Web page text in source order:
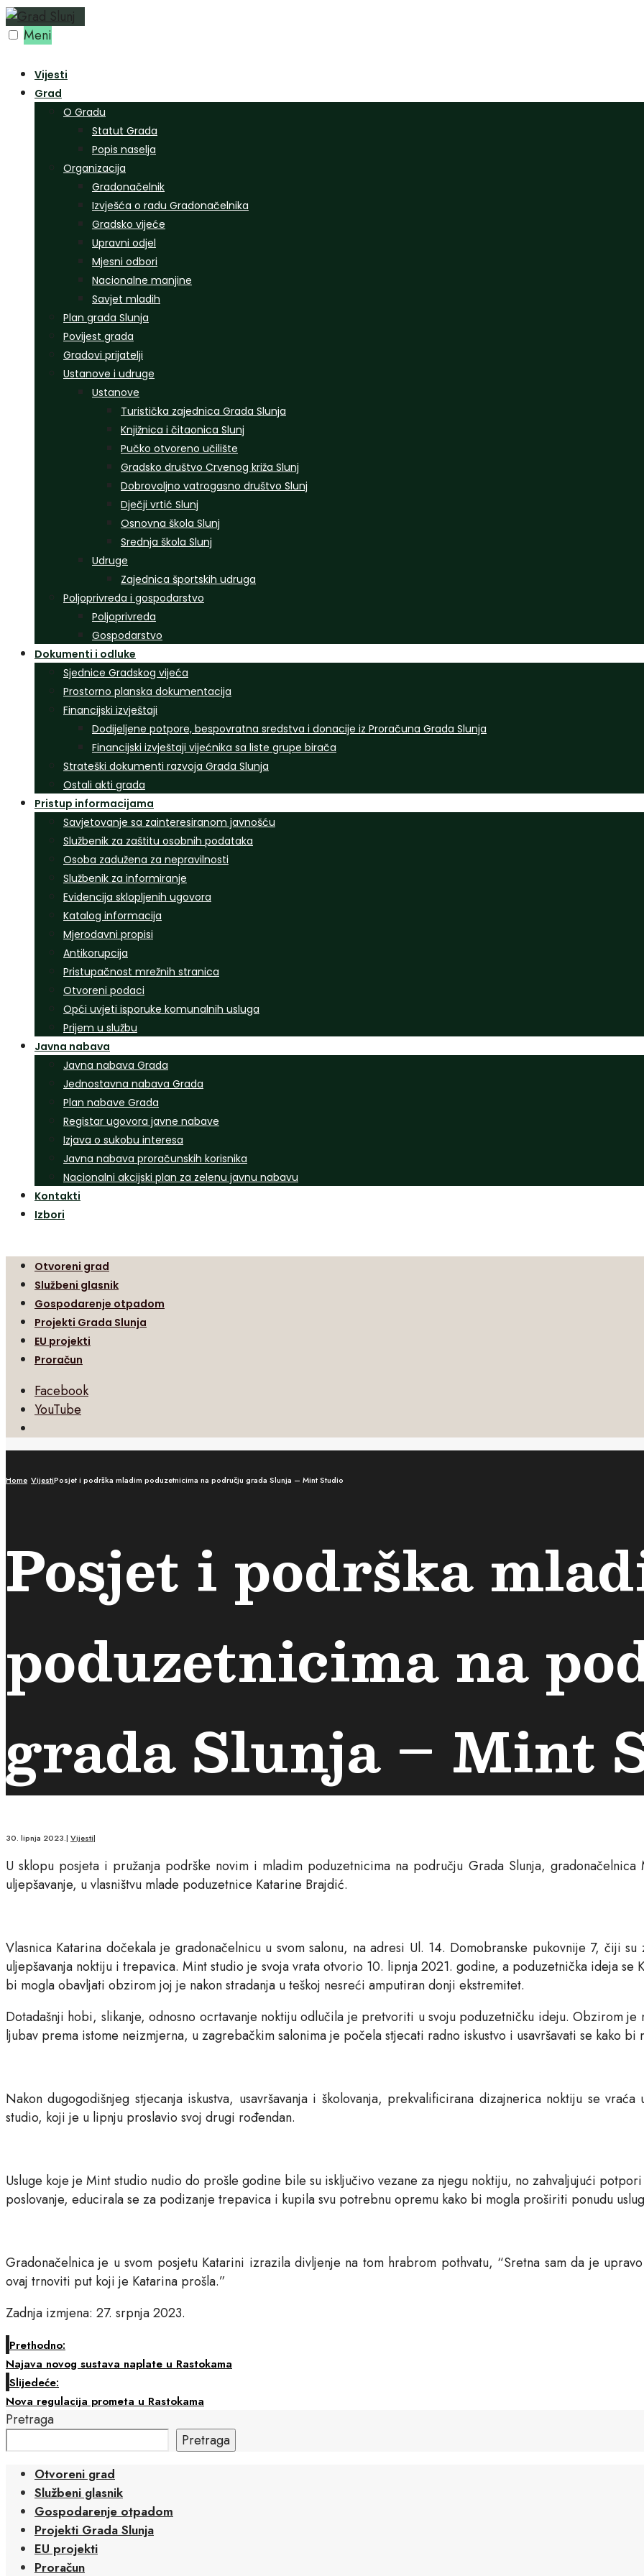
Preskoči
na Meni
Vijesti
Grad
O Gradu
Statut Grada
Popis naselja
Organizacija
Gradonačelnik
Izvješća o radu Gradonačelnika
Gradsko vijeće
Upravni odjel
Mjesni odbori
Nacionalne manjine
Savjet mladih
Plan grada Slunja
Povijest grada
Gradovi prijatelji
Ustanove i udruge
Ustanove
Turistička zajednica Grada Slunja
Knjižnica i čitaonica Slunj
Pučko otvoreno učilište
Gradsko društvo Crvenog križa Slunj
Dobrovoljno vatrogasno društvo Slunj
Dječji vrtić Slunj
Osnovna škola Slunj
Srednja škola Slunj
Udruge
Zajednica športskih udruga
Poljoprivreda i gospodarstvo
Poljoprivreda
Gospodarstvo
Dokumenti i odluke
Sjednice Gradskog vijeća
Prostorno planska dokumentacija
Financijski izvještaji
Dodijeljene potpore, bespovratna sredstva i donacije iz Proračuna Grada Slunja
Financijski izvještaji vijećnika sa liste grupe birača
Strateški dokumenti razvoja Grada Slunja
Ostali akti grada
Pristup informacijama
Savjetovanje sa zainteresiranom javnošću
Službenik za zaštitu osobnih podataka
Osoba zadužena za nepravilnosti
Službenik za informiranje
Evidencija sklopljenih ugovora
Katalog informacija
Mjerodavni propisi
Antikorupcija
Pristupačnost mrežnih stranica
Otvoreni podaci
Opći uvjeti isporuke komunalnih usluga
Prijem u službu
Javna nabava
Javna nabava Grada
Jednostavna nabava Grada
Plan nabave Grada
Registar ugovora javne nabave
Izjava o sukobu interesa
Javna nabava proračunskih korisnika
Nacionalni akcijski plan za zelenu javnu nabavu
Kontakti
Izbori
Otvoreni grad
Službeni glasnik
Gospodarenje otpadom
Projekti Grada Slunja
EU projekti
Proračun
Facebook
YouTube
Search
Home VijestiPosjet i podrška mladim poduzetnicima na području grada Slunja – Mint Studio
Posjet i podrška
poduzetnicima na
grada Slunja – Mint
30. lipnja 2023.| Vijesti|
U sklopu posjeta i pružanja podrške novim i mladim poduzetnicima na području Grada Slunja,
uljepšavanje, u vlasništvu mlade poduzetnice Katarine Brajdić.
Vlasnica Katarina dočekala je gradonačelnicu u svom salonu, na adresi Ul. 14. Domobranske pukovnije 7, čiji
uljepšavanja noktiju i trepavica. Mint studio je svoja vrata otvorio 10. lipnja 2021. godine, a poduzetnička ideja
bi mogla obavljati obzirom joj je nakon stradanja u teškoj nesreći amputiran donji ekstremitet.
Dotadašnji hobi, slikanje, odnosno ocrtavanje noktiju odlučila je pretvoriti u svoju poduzetničku ideju. Obzirom
ljubav prema istome neizmjerna, u zagrebačkim salonima je počela stjecati radno iskustvo i usavršavati se kako bi
Nakon dugogodišnjeg stjecanja iskustva, usavršavanja i školovanja, prekvalificirana dizajnerica noktiju se
studio, koji je u lipnju proslavio svoj drugi rođendan.
Usluge koje je Mint studio nudio do prošle godine bile su isključivo vezane za njegu noktiju, no zahvaljujući
poslovanje, educirala se za podizanje trepavica i kupila svu potrebnu opremu kako bi mogla proširiti ponudu
Gradonačelnica je u svom posjetu Katarini izrazila divljenje na tom hrabrom pothvatu, “Sretna sam da je
ovaj trnoviti put koji je Katarina prošla.”
Zadnja izmjena: 27. srpnja 2023.
Prethodno:
Najava novog sustava naplate u Rastokama
Slijedeće:
Nova regulacija prometa u Rastokama
Pretraga
Pretraga
Otvoreni grad
Službeni glasnik
Gospodarenje otpadom
Projekti Grada Slunja
EU projekti
Proračun